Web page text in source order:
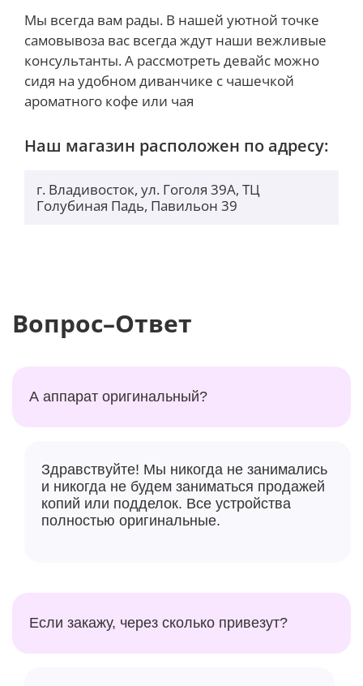
Это позволяет активно использовать Mi True
Wireless Earphones 2 Pro в течение 5 часов
прослушивания музыки и 5 часов в режиме
моногарнитуры, а кейс с аккумулятором 600 мАч
дает дополнительные 28 часов работы.
Мы всегда вам рады. В нашей уютной точке
самовывоза вас всегда ждут наши вежливые
консультанты. А рассмотреть девайс можно
сидя на удобном диванчике с чашечкой
ароматного кофе или чая
Наш магазин расположен по адресу:
г. Владивосток, ул. Гоголя 39А, ТЦ
Голубиная Падь, Павильон 39
Вопрос–Ответ
А аппарат оригинальный?
Здравствуйте! Мы никогда не занимались
и никогда не будем заниматься продажей
копий или подделок. Все устройства
полностью оригинальные.
Если закажу, через сколько привезут?